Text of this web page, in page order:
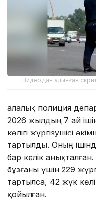
Видеодан алынған
Қалалық полиция
2026 жылдың 7 ай
көлігі жүргізушісі
тартылды. Оның
бар көлік
бұзғаны үшін 229
тартылса, 42 жүк
қойылған.